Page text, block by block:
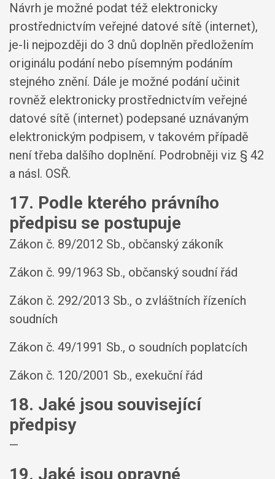
Návrh je možné podat též elektronicky
prostřednictvím veřejné datové sítě (internet),
je-li nejpozději do 3 dnů doplněn předložením
originálu podání nebo písemným podáním
stejného znění. Dále je možné podání učinit
rovněž elektronicky prostřednictvím veřejné
datové sítě (internet) podepsané uznávaným
elektronickým podpisem, v takovém případě
není třeba dalšího doplnění. Podrobněji viz § 42
a násl. OSŘ.
17. Podle kterého právního
předpisu se postupuje
Zákon č. 89/2012 Sb., občanský zákoník
Zákon č. 99/1963 Sb., občanský soudní řád
Zákon č. 292/2013 Sb., o zvláštních řízeních
soudních
Zákon č. 49/1991 Sb., o soudních poplatcích
Zákon č. 120/2001 Sb., exekuční řád
18. Jaké jsou související
předpisy
—
19. Jaké jsou opravné